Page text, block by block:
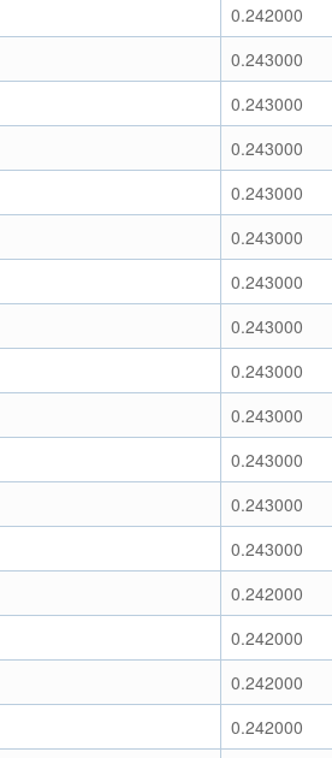
0.242000
0.243000
0.243000
0.243000
0.243000
0.243000
0.243000
0.243000
0.243000
0.243000
0.243000
0.243000
0.243000
0.242000
0.242000
0.242000
0.242000